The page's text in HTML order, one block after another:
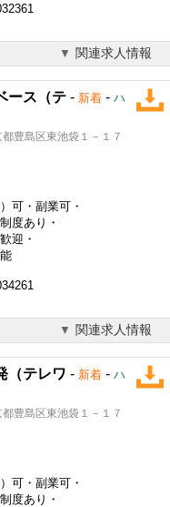
関連求人情報
ース（テ - 新着 - ハ
豊島区東池袋１－１７
可・副業可・
度あり・
迎・
関連求人情報
（テレワ - 新着 - ハ
豊島区東池袋１－１７
可・副業可・
度あり・